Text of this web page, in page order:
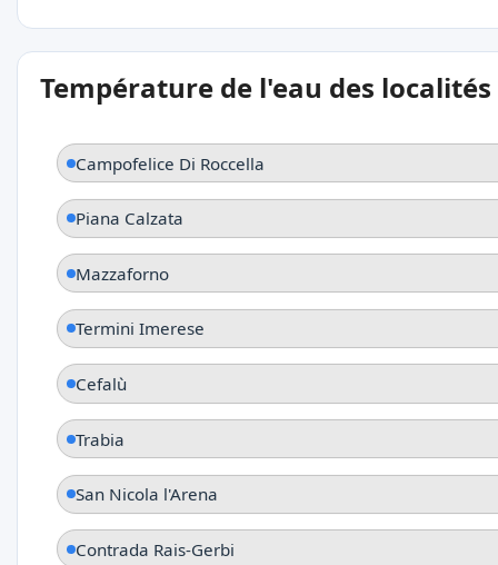
Température de l'eau des
Campofelice Di Roccella
Piana Calzata
Mazzaforno
Termini Imerese
Cefalù
Trabia
San Nicola l'Arena
Contrada Rais-Gerbi